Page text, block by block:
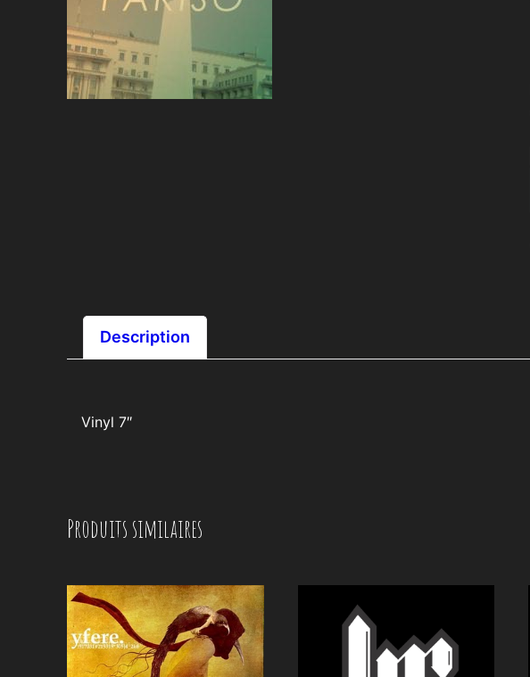
Description
Vinyl 7″
Produits similaires